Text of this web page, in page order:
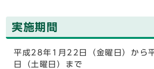
実施期間
平成28年1月22日（金曜日）から
日（土曜日）まで